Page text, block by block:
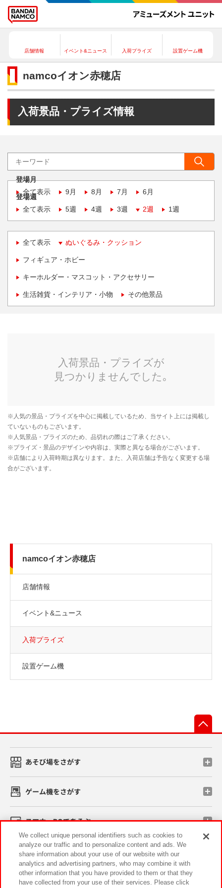
店舗情報 イベント&ニュース 入荷プライズ 設置ゲーム機
namcoイオン赤穂店
入荷景品・プライズ情報
登場月
全て表示
9月 8月 7月 6月
登場週
全て表示
5週 4週 3週 2週 1週
全て表示 ぬいぐるみ・クッション
フィギュア・ホビー
キーホルダー・マスコット・アクセサリー
生活雑貨・インテリア・小物 その他景品
namcoイオン赤穂店
店舗情報
イベント&ニュース
入荷プライズ
設置ゲーム機
あそび場をさがす
ゲーム機をさがす
スマホ・PCであそぶ
イベント・キャンペーン
We collect unique personal identifiers such as cookies to
analyze our traffic and to personalize content and ads. We
share information about your use of our website with our
analytics and advertising partners, who may combine it with
other information that you have provided to them or that they
have collected from your use of their services. Please click